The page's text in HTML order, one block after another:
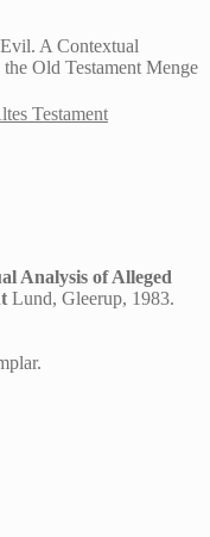
A Contextual
Old Testament Menge
Testament
Analysis of Alleged
Lund, Gleerup, 1983.